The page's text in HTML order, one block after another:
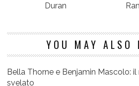
Duran
YOU MAY ALSO
Bella Thorne e Benjamin Mascolo:
svelato